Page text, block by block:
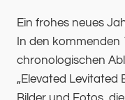
Ein frohes neues
Ein frohes neues
In den
chronologischen
„Elevated Levitated